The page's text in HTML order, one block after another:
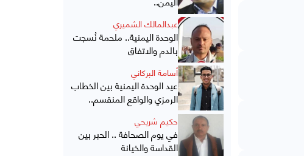
عبدالمالك الشميري
الوحدة اليمنية.. ملحمة نُسجت
بالدم والاتفاق
أسامة البركاني
عيد الوحدة اليمنية بين الخطاب
الرمزي والواقع المنقسم..
حكيم شريحي
في يوم الصحافة .. الحبر بين
القداسة والخيانة